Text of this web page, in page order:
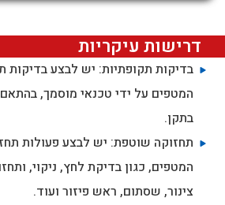
דרישות עיקריות
בדיקות תקופתיות: יש לבצע בדיקות
המטפים על ידי טכנאי מוסמך,
בתקן.
תחזוקה שוטפת: יש לבצע פעולות
המטפים, כגון בדיקת לחץ, ניקוי,
צינור, שסתום, ראש פיזור ועוד.